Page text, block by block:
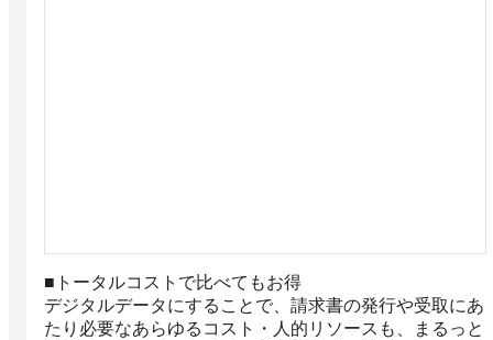
■トータルコストで比べてもお得
デジタルデータにすることで、請求書の発行や受取にあ
たり必要なあらゆるコスト・人的リソースも、まるっと